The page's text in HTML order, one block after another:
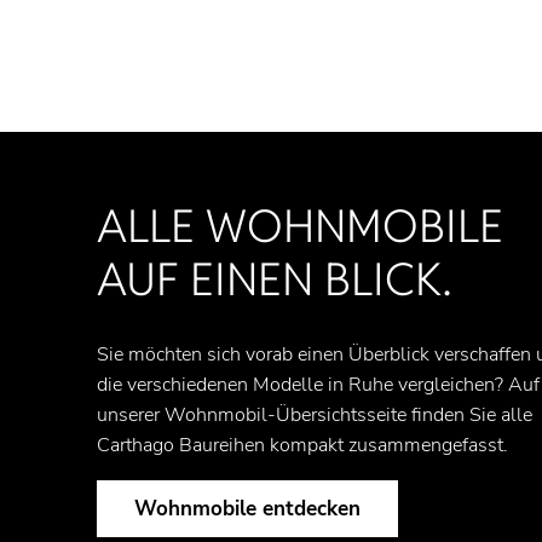
ALLE WOHNMOBILE
AUF EINEN BLICK.
Sie möchten sich vorab einen Überblick verschaffen
die verschiedenen Modelle in Ruhe vergleichen? Auf
unserer Wohnmobil‑Übersichtsseite finden Sie alle
Carthago Baureihen kompakt zusammengefasst.
Wohnmobile entdecken